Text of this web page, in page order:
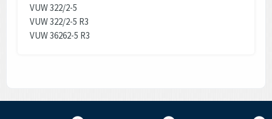
VUW 322/2-5
VUW 322/2-5 R3
VUW 36262-5 R3